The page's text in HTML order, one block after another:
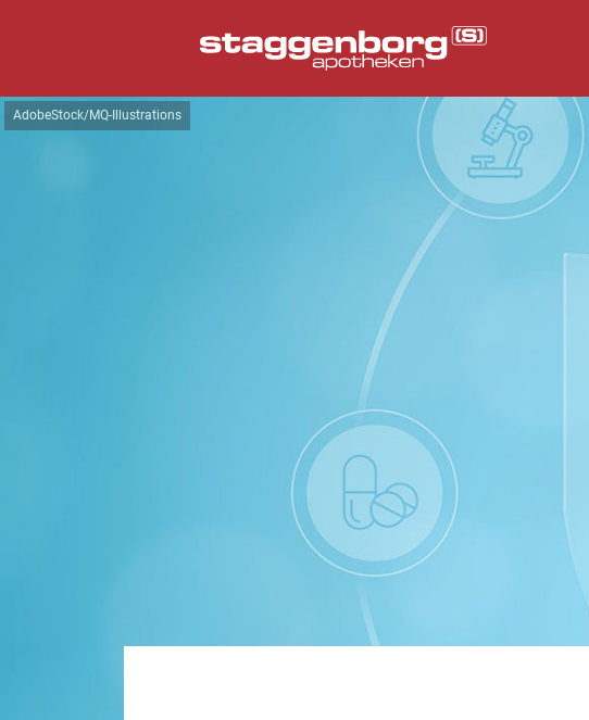
AdobeStock/MQ-Illustrations